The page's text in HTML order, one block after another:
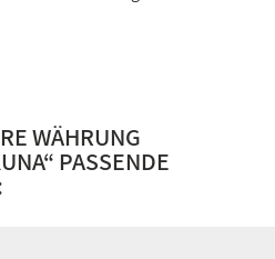
WÄHRUNG
“ PASSENDE